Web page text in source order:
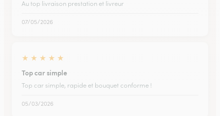
Au top livraison prestation et livreur
07/05/2026
★ ★ ★ ★ ★
Top car simple
Top car simple, rapide et bouquet conforme !
05/03/2026